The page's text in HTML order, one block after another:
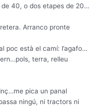
de 40, o dos etapes de 20…
Arranco pronte
poc està el camí: l’agafo…
terra, relleu
pica un panal
ningú, ni tractors ni